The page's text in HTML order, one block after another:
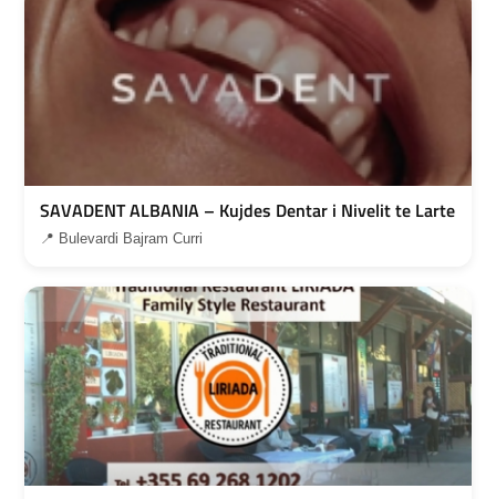
SAVADENT ALBANIA – Kujdes Dentar i Nivelit te Larte
📍 Bulevardi Bajram Curri